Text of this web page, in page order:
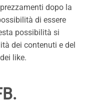
dopo la
di essere
possibilità si
dei contenuti e del
like.
.